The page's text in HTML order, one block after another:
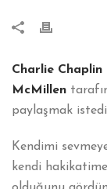
Charlie Chaplin
McMillen
paylaşmak
Kendimi
kendi hakikatime